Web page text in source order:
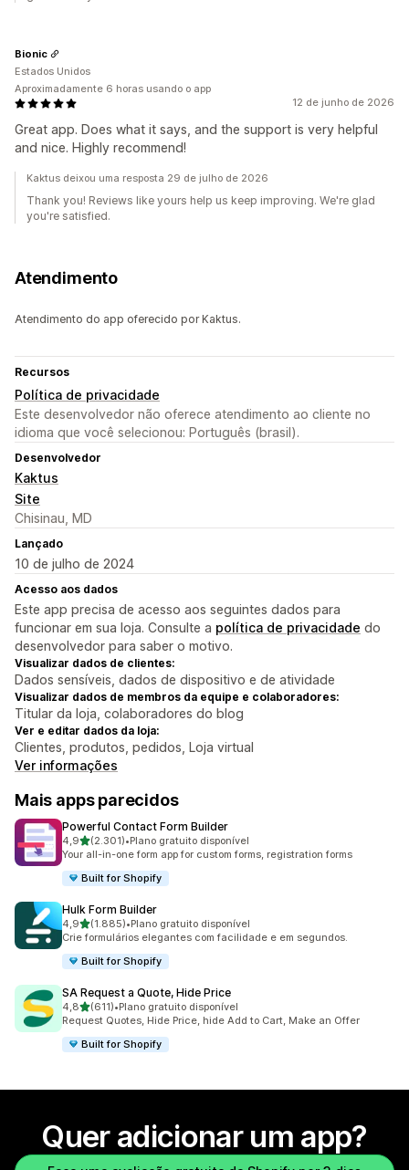
12 de junho de 2026
Great app. Does what it says, and the support is very helpful
and nice. Highly recommend!
Bionic
Estados Unidos
Aproximadamente 6 horas usando o app
Kaktus deixou uma resposta 29 de julho de 2026
Thank you! Reviews like yours help us keep improving. We're glad
you're satisfied.
Atendimento
Atendimento do app oferecido por Kaktus.
Recursos
Política de privacidade
Este desenvolvedor não oferece atendimento ao cliente no
idioma que você selecionou: Português (brasil).
Desenvolvedor
Kaktus
Site
Chisinau, MD
Lançado
10 de julho de 2024
Acesso aos dados
Este app precisa de acesso aos seguintes dados para
funcionar em sua loja. Consulte a política de privacidade do
desenvolvedor para saber o motivo.
Visualizar dados de clientes:
Dados sensíveis, dados de dispositivo e de atividade
Visualizar dados de membros da equipe e colaboradores:
Titular da loja, colaboradores do blog
Ver e editar dados da loja:
Clientes, produtos, pedidos, Loja virtual
Ver informações
Mais apps parecidos
Powerful Contact Form Builder
4,9de 5 estrelas
(2.301)
2301 avaliações ao todo
•Plano gratuito disponível
Your all-in-one form app for custom forms, registration forms
Built for Shopify
Hulk Form Builder
4,9de 5 estrelas
(1.885)
1885 avaliações ao todo
•Plano gratuito disponível
Crie formulários elegantes com facilidade e em segundos.
Built for Shopify
SA Request a Quote, Hide Price
4,8de 5 estrelas
(611)
611 avaliações ao todo
•Plano gratuito disponível
Request Quotes, Hide Price, hide Add to Cart, Make an Offer
Built for Shopify
Quer adicionar um app?